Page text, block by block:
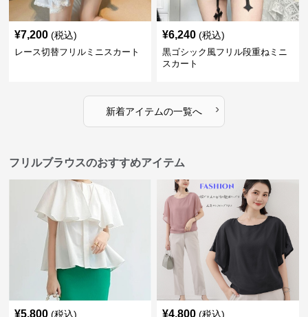
¥7,200 (税込)
レース切替フリルミニスカート
¥6,240 (税込)
黒ゴシック風フリル段重ねミニ
スカート
新着アイテムの一覧へ ›
フリルブラウスのおすすめアイテム
¥5,800 (税込) ¥4,800 (税込)